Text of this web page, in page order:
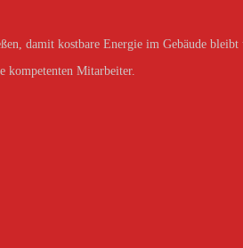
damit kostbare Energie im Gebäude
kompetenten Mitarbeiter.